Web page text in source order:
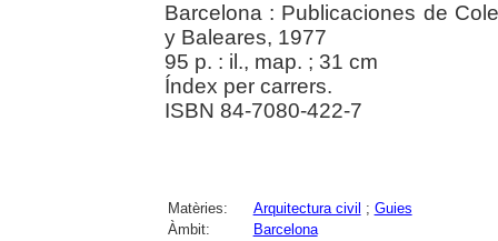
Barcelona : Publicaciones de
y Baleares, 1977
95 p. : il., map. ; 31 cm
Índex per carrers.
ISBN 84-7080-422-7
Matèries: Arquitectura civil ; Guies
Àmbit:
Barcelona